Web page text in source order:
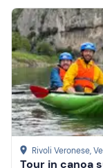
Rivoli Veronese,
Tour in canoa